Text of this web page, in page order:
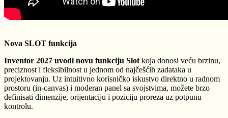
Nova SLOT funkcija
Inventor 2027 uvodi novu funkciju Slot koja donosi veću brzinu,
preciznost i fleksibilnost u jednom od najčešćih zadataka u
projektovanju. Uz intuitivno korisničko iskustvo direktno u radnom
prostoru (in-canvas) i moderan panel sa svojstvima, možete brzo
definisati dimenzije, orijentaciju i poziciju proreza uz potpunu
kontrolu.